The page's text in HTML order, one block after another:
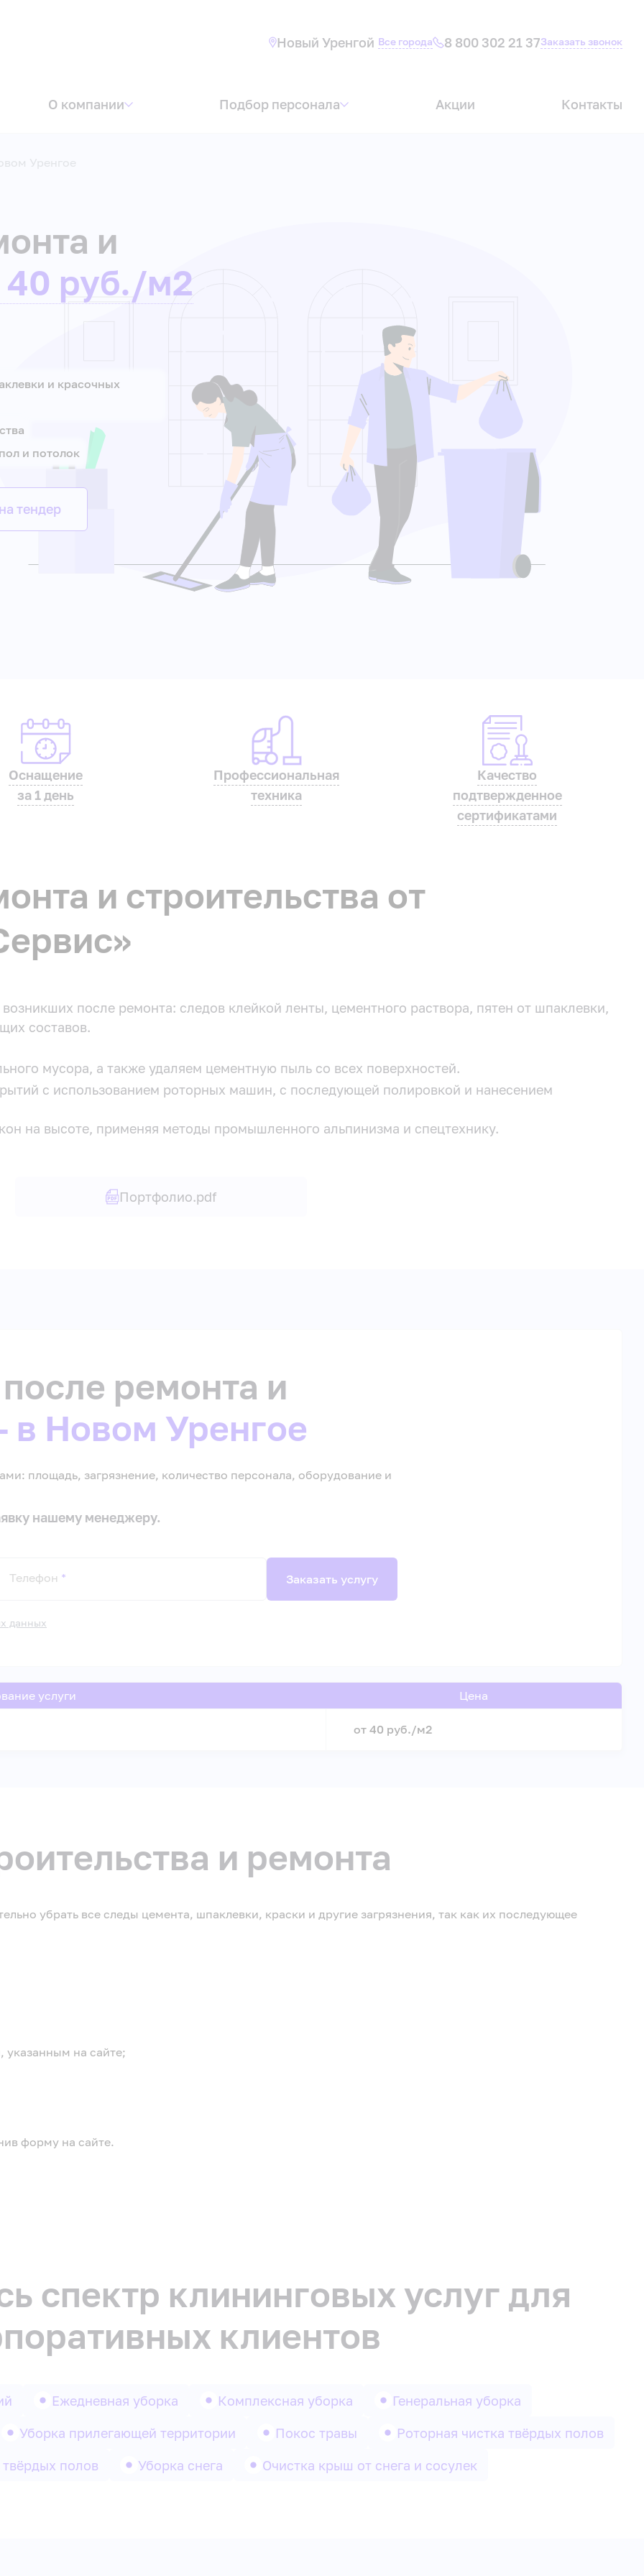
Новый Уренгой Все города 8 800 302 21 37Заказать звонок
О компании Подбор персонала Акции Контакты
Уренгое
и
40 руб./м2
и красочных
и потолок
тендер
Оснащение
за 1 день
Профессиональная
техника
Качество
подтвержденное
сертификатами
и строительства от
после ремонта: следов клейкой ленты, цементного раствора, пятен от шпаклевки,
составов.
мусора, а также удаляем цементную пыль со всех поверхностей.
с использованием роторных машин, с последующей полировкой и нанесением
на высоте, применяя методы промышленного альпинизма и спецтехнику.
Портфолио.pdf
ремонта и
в Новом Уренгое
площадь, загрязнение, количество персонала, оборудование и
нашему менеджеру.
Телефон * Заказать услугу
данных
услуги Цена
от 40 руб./м2
и ремонта
убрать все следы цемента, шпаклевки, краски и другие загрязнения, так как их последующее
указанным на сайте;
форму на сайте.
спектр клининговых услуг для
клиентов
Ежедневная уборка Комплексная уборка Генеральная уборка
Уборка прилегающей территории Покос травы Роторная чистка твёрдых полов
твёрдых полов Уборка снега Очистка крыш от снега и сосулек